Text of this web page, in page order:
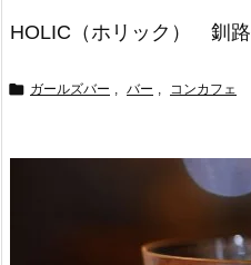
HOLIC（ホリック） 釧
 ガールズバー , バー , コンカフェ